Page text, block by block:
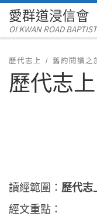
Skip to content
愛群道浸信會
OI KWAN ROAD
歷代志上 舊約閱讀之
歷代志
讀經範圍： 歷代志
經文重點：